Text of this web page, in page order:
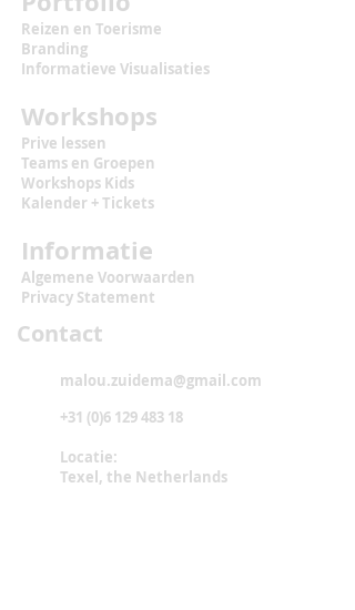
Reizen en Toerisme
Branding
Informatieve Visualisaties
Workshops
Prive lessen
Teams en Groepen
Workshops Kids
Kalender + Tickets
Informatie
Algemene Voorwaarden
Privacy Statement
Contact
malou.zuidema@gmail.com
+31 (0)6 129 483 18
Locatie:
Texel, the Netherlands